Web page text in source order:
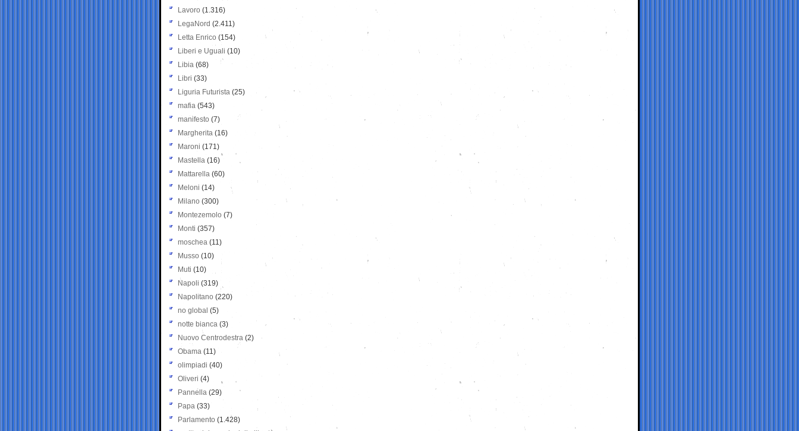
Lavoro (1.316)
LegaNord (2.411)
Letta Enrico (154)
Liberi e Uguali (10)
Libia (68)
Libri (33)
Liguria Futurista (25)
mafia (543)
manifesto (7)
Margherita (16)
Maroni (171)
Mastella (16)
Mattarella (60)
Meloni (14)
Milano (300)
Montezemolo (7)
Monti (357)
moschea (11)
Musso (10)
Muti (10)
Napoli (319)
Napolitano (220)
no global (5)
notte bianca (3)
Nuovo Centrodestra (2)
Obama (11)
olimpiadi (40)
Oliveri (4)
Pannella (29)
Papa (33)
Parlamento (1.428)